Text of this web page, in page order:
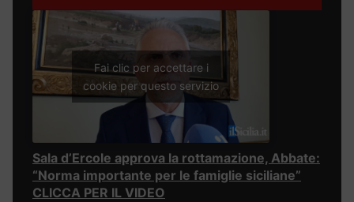
Fai clic per accettare i
cookie per questo servizio
Sala d’Ercole approva la rottamazione, Abbate:
“Norma importante per le famiglie siciliane”
CLICCA PER IL VIDEO